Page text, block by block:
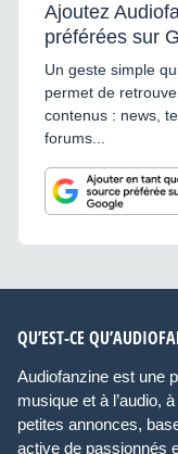
Ajoutez
préférées sur
Un geste simple
permet de
contenus : news,
forums...
QU’EST-CE
Audiofanzine est une
musique et à l’audio,
petites annonces,
active de passionnés